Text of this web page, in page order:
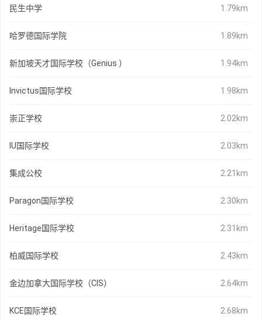
民生中学 1.79km
哈罗德国际学院 1.89km
新加坡天才国际学校（Genius ） 1.94km
Invictus国际学校 1.98km
崇正学校 2.02km
IU国际学校 2.03km
集成公校 2.21km
Paragon国际学校 2.30km
Heritage国际学校 2.31km
柏威国际学校 2.43km
金边加拿大国际学校（CIS） 2.64km
KCE国际学校 2.68km